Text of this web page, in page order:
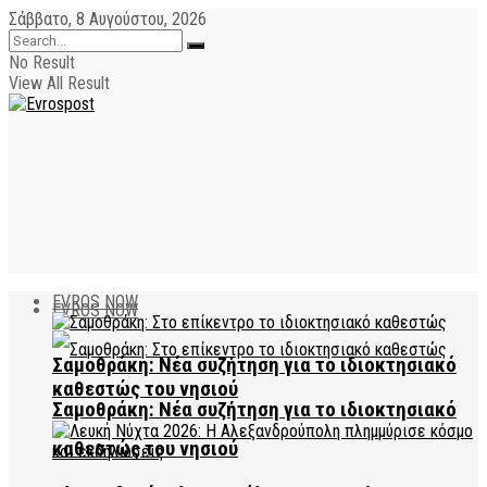
Σάββατο, 8 Αυγούστου, 2026
No Result
View All Result
EVROS NOW
Σαμοθράκη: Νέα συζήτηση για το ιδιοκτησιακό
καθεστώς του νησιού
EVROS NOW
Σαμοθράκη: Νέα συζήτηση για το ιδιοκτησιακό
καθεστώς του νησιού